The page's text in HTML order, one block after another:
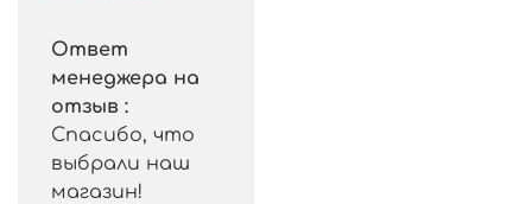
Ответ
менеджера на
отзыв :
Спасибо, что
выбрали наш
магазин!